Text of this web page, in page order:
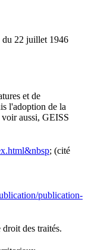
22 juillet 1946
et de
l'adoption de la
voir aussi, GEISS
; (cité
publication-
des traités.